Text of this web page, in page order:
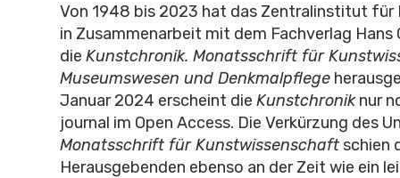
Von 1948 bis 2023 hat das Zentralinstitut für
in Zusammenarbeit mit dem Fachverlag Hans
die Kunstchronik. Monatsschrift für
Museumswesen und Denkmalpflege
Januar 2024 erscheint die Kunstchroniknur
journal im Open Access. Die Verkürzung des
Monatsschrift für Kunstwissenschaftschien
Herausgebenden ebenso an der Zeit wie ein